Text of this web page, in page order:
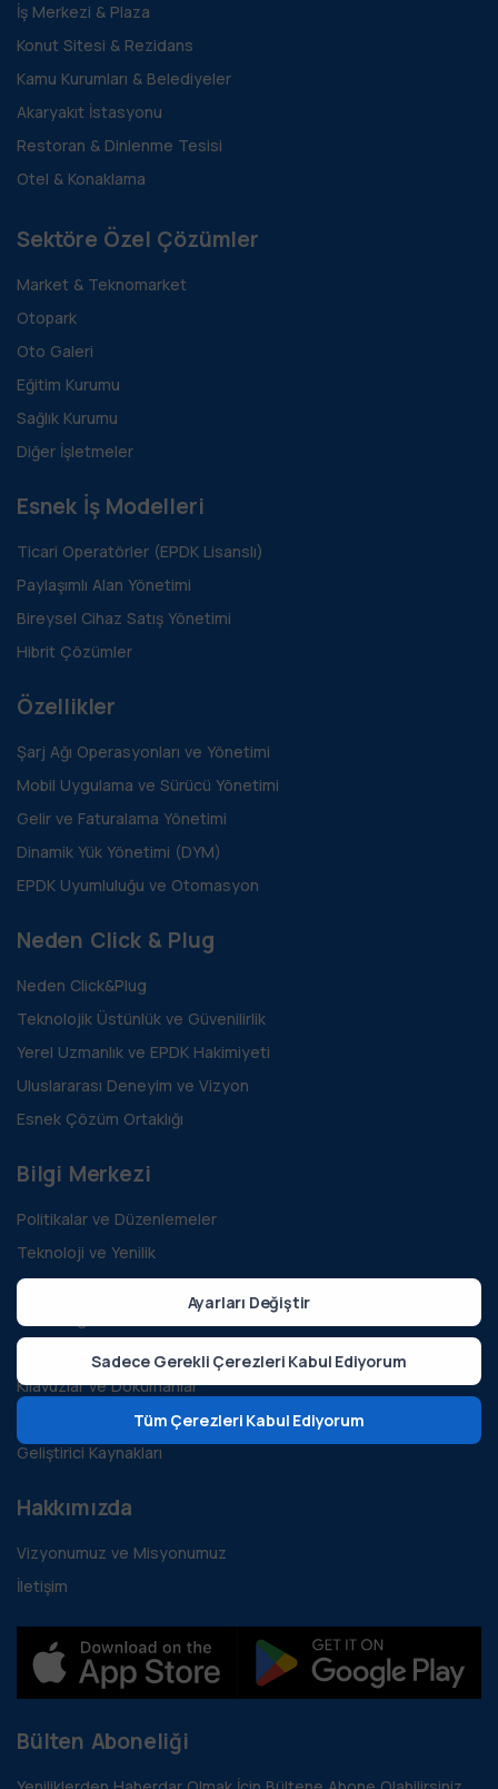
İş Merkezi & Plaza
Konut Sitesi & Rezidans
Kamu Kurumları & Belediyeler
Akaryakıt İstasyonu
Restoran & Dinlenme Tesisi
Otel & Konaklama
Sektöre Özel Çözümler
Market & Teknomarket
Otopark
Oto Galeri
Eğitim Kurumu
Sağlık Kurumu
Diğer İşletmeler
Esnek İş Modelleri
Ticari Operatörler (EPDK Lisanslı)
Paylaşımlı Alan Yönetimi
Bireysel Cihaz Satış Yönetimi
Hibrit Çözümler
Özellikler
Şarj Ağı Operasyonları ve Yönetimi
Mobil Uygulama ve Sürücü Yönetimi
Gelir ve Faturalama Yönetimi
Dinamik Yük Yönetimi (DYM)
EPDK Uyumluluğu ve Otomasyon
Neden Click & Plug
Neden Click&Plug
Teknolojik Üstünlük ve Güvenilirlik
Yerel Uzmanlık ve EPDK Hakimiyeti
Uluslararası Deneyim ve Vizyon
Esnek Çözüm Ortaklığı
Bilgi Merkezi
Politikalar ve Düzenlemeler
Teknoloji ve Yenilik
Sürdürülebilirlik ve Yeşil Enerji
Tüm Bloglar
Vaka İncelemeleri
Kılavuzlar ve Dökümanlar
Geliştirici Kaynakları
Hakkımızda
Vizyonumuz ve Misyonumuz
İletişim
Bülten Aboneliği
Ayarları Değiştir
Sadece Gerekli Çerezleri Kabul Ediyorum
Tüm Çerezleri Kabul Ediyorum